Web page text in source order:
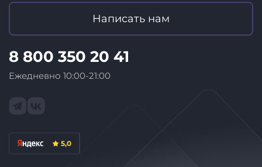
Написать нам
8 800 350 20 41
Ежедневно 10:00-21:00
5,0